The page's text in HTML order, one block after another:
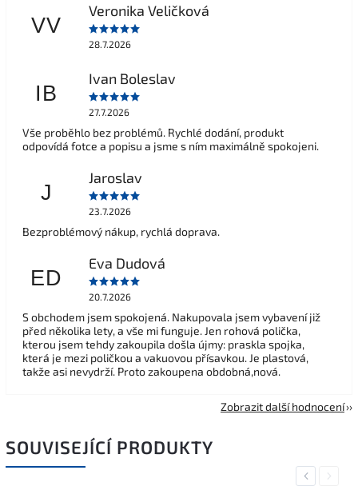
VV
Veronika Veličková
28.7.2026
IB
Ivan Boleslav
27.7.2026
Vše proběhlo bez problémů. Rychlé dodání, produkt
odpovídá fotce a popisu a jsme s ním maximálně spokojeni.
J
Jaroslav
23.7.2026
Bezproblémový nákup, rychlá doprava.
ED
Eva Dudová
20.7.2026
S obchodem jsem spokojená. Nakupovala jsem vybavení již
před několika lety, a vše mi funguje. Jen rohová polička,
kterou jsem tehdy zakoupila došla újmy: praskla spojka,
která je mezi poličkou a vakuovou přísavkou. Je plastová,
takže asi nevydrží. Proto zakoupena obdobná,nová.
Zobrazit další hodnocení
SOUVISEJÍCÍ PRODUKTY
PreviousNext